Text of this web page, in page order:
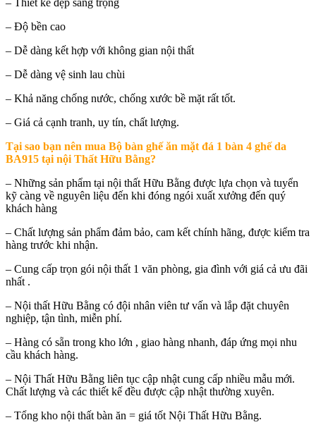
– Độ bền cao
– Dễ dàng kết hợp với không gian nội thất
– Dễ dàng vệ sinh lau chùi
– Khả năng chống nước, chống xước bề mặt rất tốt.
– Giá cả cạnh tranh, uy tín, chất lượng.
Tại sao bạn nên mua Bộ bàn ghế ăn mặt đá 1 bàn 4 ghế da
BA915 tại nội Thất Hữu Bằng?
– Những sản phẩm tại nội thất Hữu Bằng được lựa chọn và tuyển
kỹ càng về nguyên liệu đến khi đóng ngói xuất xưởng đến quý
khách hàng
– Chất lượng sản phẩm đảm bảo, cam kết chính hãng, được kiểm tra
hàng trước khi nhận.
– Cung cấp trọn gói nội thất 1 văn phòng, gia đình với giá cả ưu đãi
nhất .
– Nội thất Hữu Bằng có đội nhân viên tư vấn và lắp đặt chuyên
nghiệp, tận tình, miễn phí.
– Hàng có sẵn trong kho lớn , giao hàng nhanh, đáp ứng mọi nhu
cầu khách hàng.
– Nội Thất Hữu Bằng liên tục cập nhật cung cấp nhiều mẫu mới.
Chất lượng và các thiết kế đều được cập nhật thường xuyên.
– Tổng kho nội thất bàn ăn = giá tốt Nội Thất Hữu Bằng.